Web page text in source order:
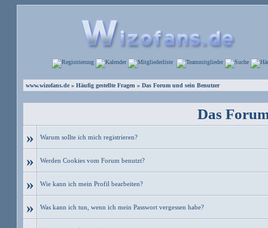
www.wizofans.de » Häufig gestellte Fragen » Das Forum und sein Benutzer
Das
»
Warum sollte ich mich registrieren?
» Werden Cookies vom Forum benutzt?
» Wie kann ich mein Profil bearbeiten?
» Was kann ich tun, wenn ich mein Passwort vergessen habe?